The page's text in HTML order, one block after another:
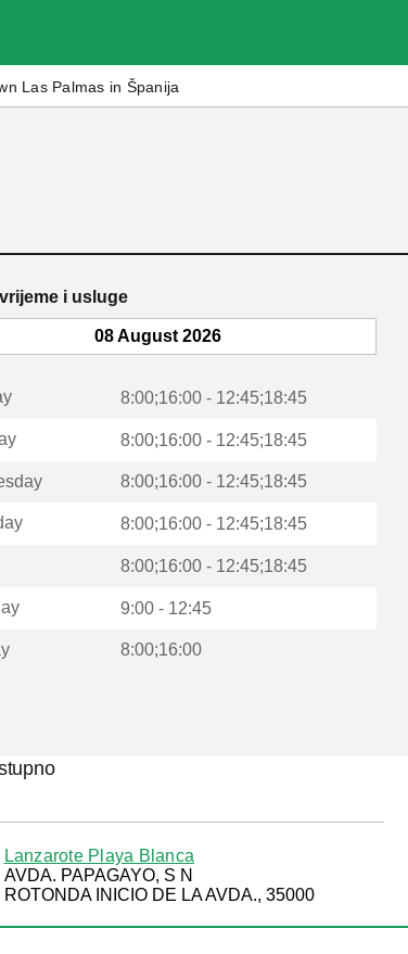
Las Palmas in Španija
i usluge
08 August 2026
8:00;16:00 - 12:45;18:45
8:00;16:00 - 12:45;18:45
8:00;16:00 - 12:45;18:45
8:00;16:00 - 12:45;18:45
8:00;16:00 - 12:45;18:45
9:00 - 12:45
8:00;16:00
Lanzarote Playa Blanca
AVDA. PAPAGAYO, S N
ROTONDA INICIO DE LA AVDA., 35000